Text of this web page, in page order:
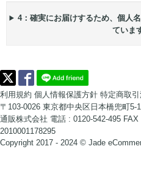
4：確実にお届けするため、個人
ていま
利用規約 個人情報保護方針 特定商取
〒103-0026 東京都中央区日本橋兜町
通販株式会社 電話 : 0120-542-495
2010001178295
Copyright 2017 - 2024 © Jade